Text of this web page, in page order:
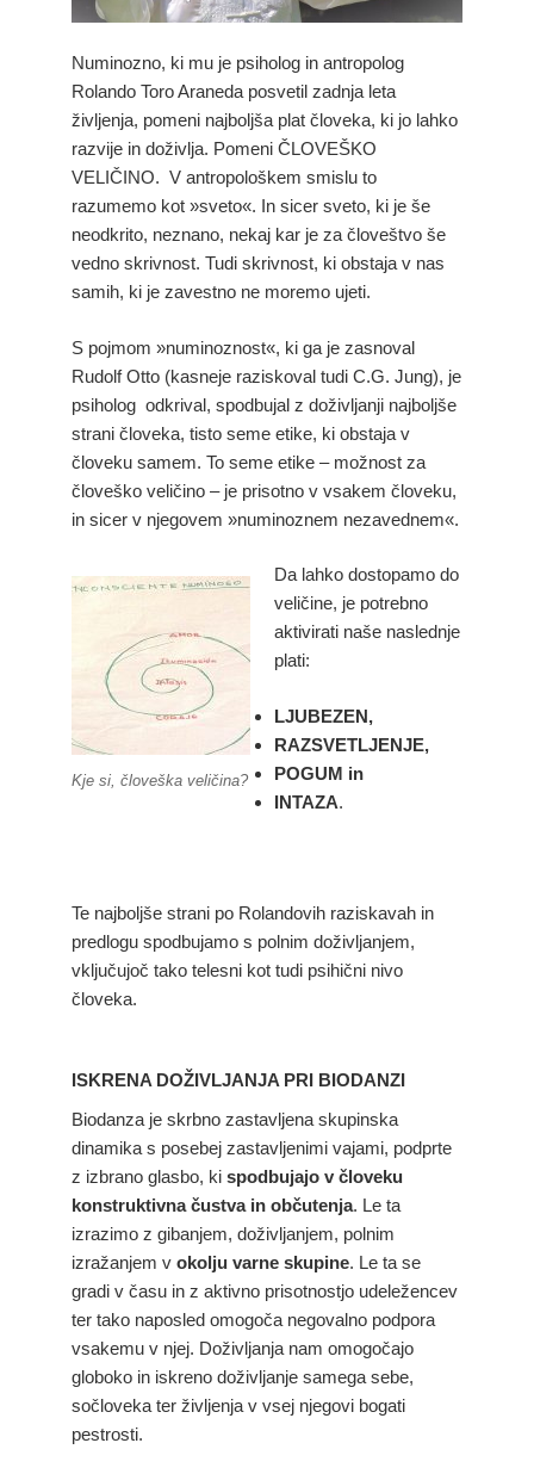
Numinozno, ki mu je psiholog in antropolog
Rolando Toro Araneda posvetil zadnja leta
življenja, pomeni najboljša plat človeka, ki jo lahko
razvije in doživlja. Pomeni ČLOVEŠKO
VELIČINO. V antropološkem smislu to
razumemo kot »sveto«. In sicer sveto, ki je še
neodkrito, neznano, nekaj kar je za človeštvo še
vedno skrivnost. Tudi skrivnost, ki obstaja v nas
samih, ki je zavestno ne moremo ujeti.
S pojmom »numinoznost«, ki ga je zasnoval
Rudolf Otto (kasneje raziskoval tudi C.G. Jung), je
psiholog odkrival, spodbujal z doživljanji najboljše
strani človeka, tisto seme etike, ki obstaja v
človeku samem. To seme etike – možnost za
človeško veličino – je prisotno v vsakem človeku,
in sicer v njegovem »numinoznem nezavednem«.
Kje si, človeška veličina?
Da lahko dostopamo do
veličine, je potrebno
aktivirati naše naslednje
plati:
LJUBEZEN,
RAZSVETLJENJE,
POGUM in
INTAZA.
Te najboljše strani po Rolandovih raziskavah in
predlogu spodbujamo s polnim doživljanjem,
vključujoč tako telesni kot tudi psihični nivo
človeka.
ISKRENA DOŽIVLJANJA PRI BIODANZI
Biodanza je skrbno zastavljena skupinska
dinamika s posebej zastavljenimi vajami, podprte
z izbrano glasbo, ki spodbujajo v človeku
konstruktivna čustva in občutenja. Le ta
izrazimo z gibanjem, doživljanjem, polnim
izražanjem v okolju varne skupine. Le ta se
gradi v času in z aktivno prisotnostjo udeležencev
ter tako naposled omogoča negovalno podpora
vsakemu v njej. Doživljanja nam omogočajo
globoko in iskreno doživljanje samega sebe,
sočloveka ter življenja v vsej njegovi bogati
pestrosti.